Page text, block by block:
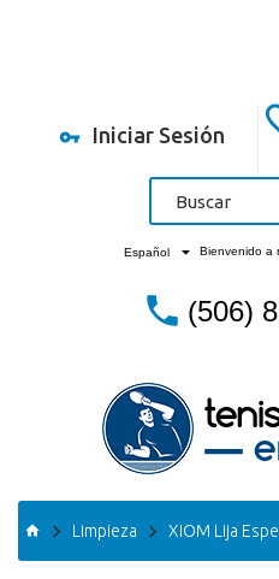
Iniciar Sesión
Español Bienvenido a
(506)
Limpieza XIOM Lija